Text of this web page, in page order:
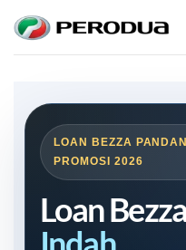
content
LOAN BEZZA
PROMOSI 2026
Loan Bezza